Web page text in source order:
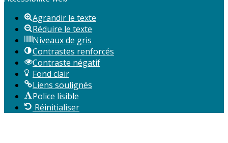
Agrandir le texte
Réduire le texte
Niveaux de gris
Contrastes renforcés
Contraste négatif
Fond clair
Liens soulignés
Police lisible
Réinitialiser